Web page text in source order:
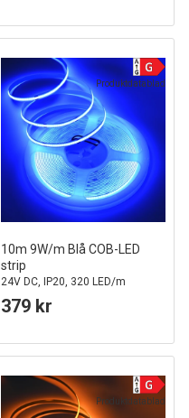
Produktdatablad
10m 9W/m Blå COB-LED
strip
24V DC, IP20, 320 LED/m
379 kr
Produktdatablad